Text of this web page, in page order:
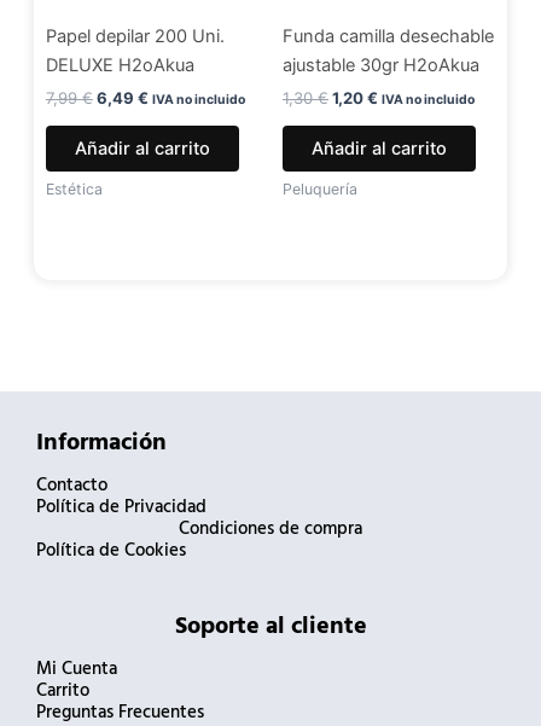
Papel depilar 200 Uni.
DELUXE H2oAkua
7,99€6,49 € IVA no incluido
Añadir al carrito
Estética
Funda camilla desechable
ajustable 30gr H2oAkua
1,30€1,20€ IVA no incluido
Añadir al carrito
Peluquería
Información
Contacto
Política de Privacidad
Condiciones de compra
Política de Cookies
Soporte al cliente
Mi Cuenta
Carrito
Preguntas Frecuentes